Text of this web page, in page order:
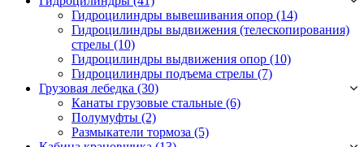
Гидроцилиндры вывешивания опор (14)
Гидроцилиндры выдвижения (телескопирования)
стрелы (10)
Гидроцилиндры выдвижения опор (10)
Гидроцилиндры подъема стрелы (7)
Грузовая лебедка (30)
Канаты грузовые стальные (6)
Полумуфты (2)
Размыкатели тормоза (5)